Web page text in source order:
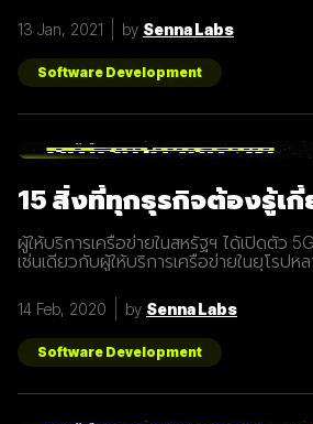
กว่า class เปรียบเสมือนกับ blueprint หรื
สามารถนำไปสร้างเป็นสิ่งของ( object ) ต
พิมพ์เขียว( class ) นั้นๆได้ โดยภายใน
13 Jan, 2021 by Senna Labs
Software Development
15 สิ่งที่ทุกธุรกิจต้องรู้เกี่
ผู้ให้บริการเครือข่ายในสหรัฐฯ ได้เปิดตัว
เช่นเดียวกับผู้ให้บริการเครือข่ายในยุโรป
ทุกธุรกิจต้องรู้เกี่ยวกับ 5G เพราะเราปฏิเส
ถูกใช้งานอย่างกว้างขวางขึ้น 1. 5G หรือ
ยุคใหม่ของเทคโนโลยีเครือข่ายไร้สายที่จะม
อยู่ในปัจจุบัน ซึ่งมันไม่ได้ถูกจำกัดแค่มือถือ
อุปกรณ์ทุกชนิดที่เชื่อมต่ออินเตอร์เน็ตได้
ส่วนที่สำคัญที่จะนำมาสู่การเชื่อมต่ออุปก
14 Feb, 2020 by Senna Labs
Software Development